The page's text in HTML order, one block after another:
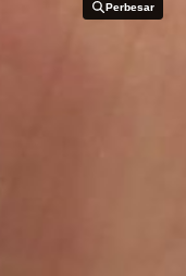
Perbesar
Perbesar